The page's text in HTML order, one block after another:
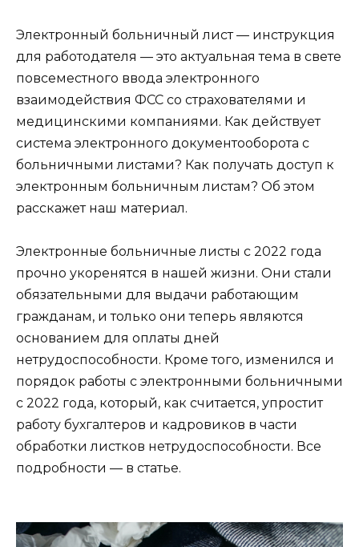
Электронный больничный лист — инструкция
для работодателя — это актуальная тема в свете
повсеместного ввода электронного
взаимодействия ФСС со страхователями и
медицинскими компаниями. Как действует
система электронного документооборота с
больничными листами? Как получать доступ к
электронным больничным листам? Об этом
расскажет наш материал.
Электронные больничные листы с 2022 года
прочно укоренятся в нашей жизни. Они стали
обязательными для выдачи работающим
гражданам, и только они теперь являются
основанием для оплаты дней
нетрудоспособности. Кроме того, изменился и
порядок работы с электронными больничными
с 2022 года, который, как считается, упростит
работу бухгалтеров и кадровиков в части
обработки листков нетрудоспособности. Все
подробности — в статье.